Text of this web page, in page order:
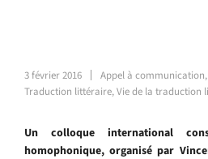
3 février 2016 Appel à communication,
Traduction littéraire,Vie de la traduction
Un colloque international
homophonique, organisé par